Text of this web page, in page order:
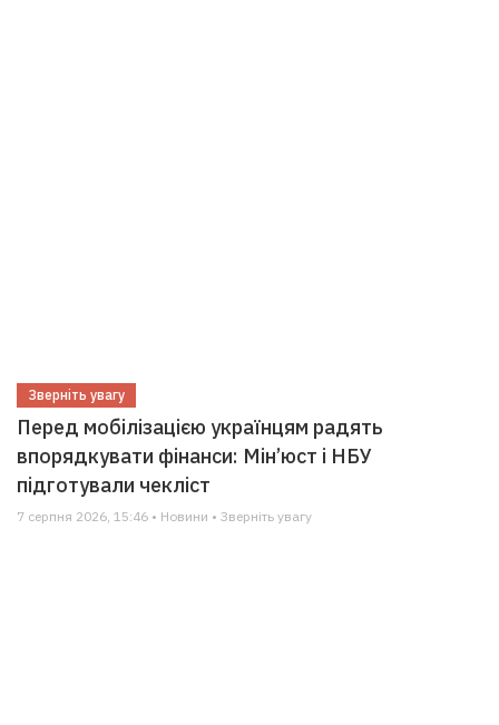
Зверніть увагу
Перед мобілізацією українцям радять
впорядкувати фінанси: Мін’юст і НБУ
підготували чекліст
7 серпня 2026, 15:46 • Новини • Зверніть увагу